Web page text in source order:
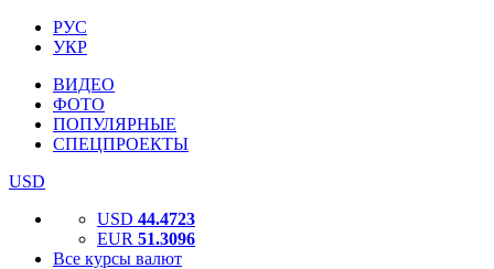
РУС
УКР
ВИДЕО
ФОТО
ПОПУЛЯРНЫЕ
СПЕЦПРОЕКТЫ
USD
USD 44.4723
EUR 51.3096
Все курсы валют